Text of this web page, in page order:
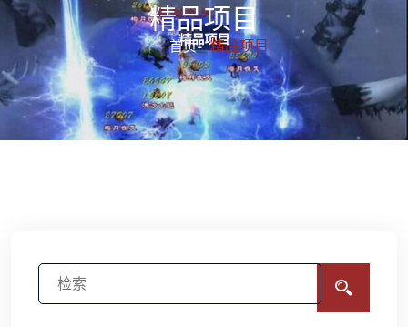
精品项目
首页- 精品项目